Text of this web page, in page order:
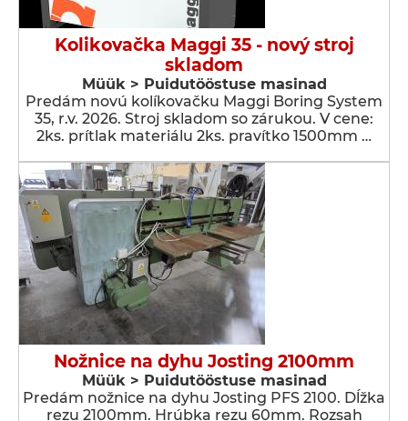
Kolikovačka Maggi 35 - nový stroj
skladom
Müük > Puidutööstuse masinad
Predám novú kolíkovačku Maggi Boring System
35, r.v. 2026. Stroj skladom so zárukou. V cene:
2ks. prítlak materiálu 2ks. pravítko 1500mm …
Nožnice na dyhu Josting 2100mm
Müük > Puidutööstuse masinad
Predám nožnice na dyhu Josting PFS 2100. Dĺžka
rezu 2100mm. Hrúbka rezu 60mm. Rozsah